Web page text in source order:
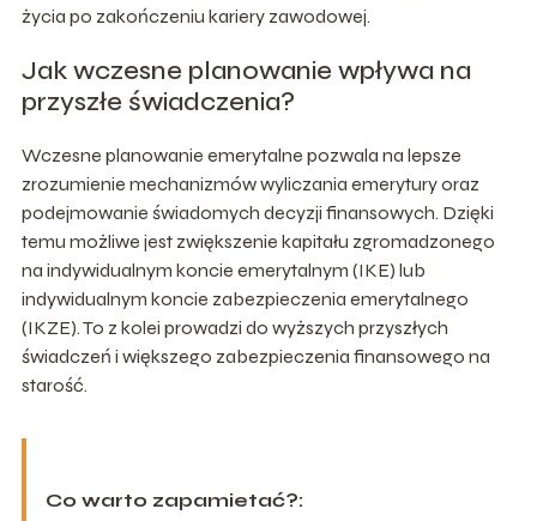
życia po zakończeniu kariery zawodowej.
Jak wczesne planowanie wpływa na
przyszłe świadczenia?
Wczesne planowanie emerytalne pozwala na lepsze
zrozumienie mechanizmów wyliczania emerytury oraz
podejmowanie świadomych decyzji finansowych. Dzięki
temu możliwe jest zwiększenie kapitału zgromadzonego
na indywidualnym koncie emerytalnym (IKE) lub
indywidualnym koncie zabezpieczenia emerytalnego
(IKZE). To z kolei prowadzi do wyższych przyszłych
świadczeń i większego zabezpieczenia finansowego na
starość.
Co warto zapamietać?: